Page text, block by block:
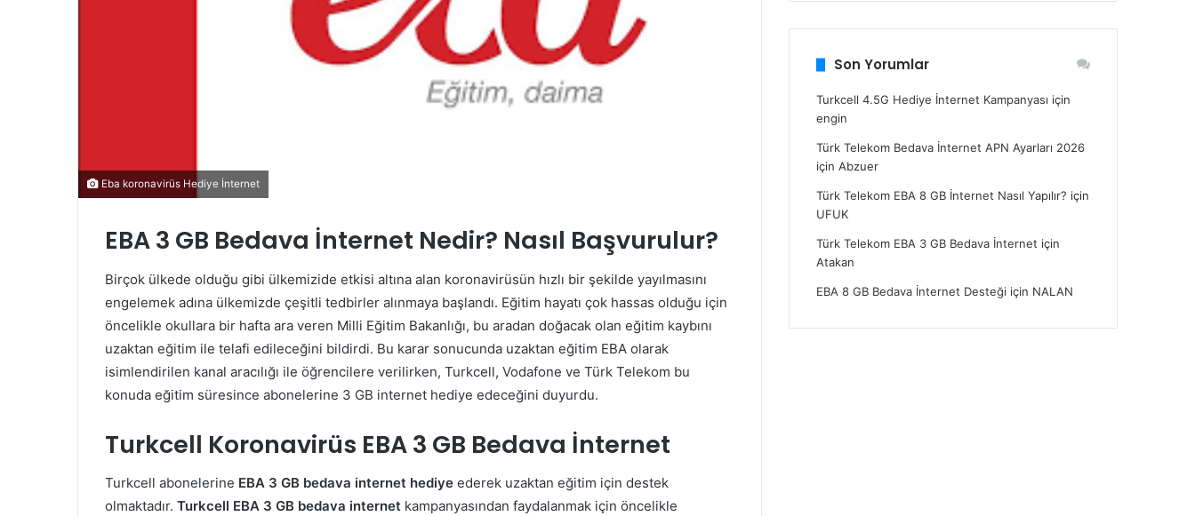
Eba koronavirüs Hediye İnternet
EBA 3 GB Bedava İnternet Nedir? Nasıl Başvurulur?
Birçok ülkede olduğu gibi ülkemizide etkisi altına alan koronavirüsün hızlı bir şekilde yayılmasını
engelemek adına ülkemizde çeşitli tedbirler alınmaya başlandı. Eğitim hayatı çok hassas olduğu için
öncelikle okullara bir hafta ara veren Milli Eğitim Bakanlığı, bu aradan doğacak olan eğitim kaybını
uzaktan eğitim ile telafi edileceğini bildirdi. Bu karar sonucunda uzaktan eğitim EBA olarak
isimlendirilen kanal aracılığı ile öğrencilere verilirken, Turkcell, Vodafone ve Türk Telekom bu
konuda eğitim süresince abonelerine 3 GB internet hediye edeceğini duyurdu.
Turkcell Koronavirüs EBA 3 GB Bedava İnternet
Turkcell abonelerine EBA 3 GB bedava internet hediye ederek uzaktan eğitim için destek
olmaktadır. Turkcell EBA 3 GB bedava internet kampanyasından faydalanmak için öncelikle
Son Yorumlar
Turkcell 4.5G Hediye İnternet Kampanyası için
engin
Türk Telekom Bedava İnternet APN Ayarları 2026
içinAbzuer
Türk Telekom EBA 8 GB İnternet Nasıl Yapılır? için
UFUK
Türk Telekom EBA 3 GB Bedava İnternet için
Atakan
EBA 8 GB Bedava İnternet Desteği için NALAN